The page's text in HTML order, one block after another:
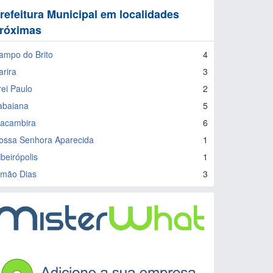
Municipal em localidades
do Brito
4
3
Paulo
2
5
6
Senhora Aparecida
1
1
Dias
3